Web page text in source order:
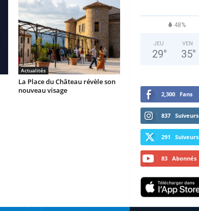
Actualités
La Place du Château révèle son
nouveau visage
48%
JEU
29°
VEN
35°
2,300 Fans
837 Suiveurs
291 Suiveurs
83 Abonnés